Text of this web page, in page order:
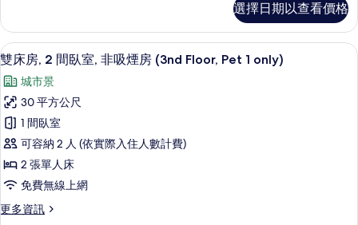
有
相
片
詳
情
床,
非
吸
煙
房,
部
分
海
景
(Pet
房,
張
大
雙
人
床,
非
吸
煙
房,
分
選擇日期以查看價格
顯
示
雙
床
房,
2
間
臥
室,
18
雙床房, 2 間臥室, 非吸煙房 (3nd Floor, Pet 1 only)
城市景
30 平方公尺
1 間臥室
可容納 2 人 (依實際入住人數計費)
2 張單人床
免費無線上網
更多資訊
更